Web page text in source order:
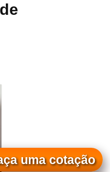
uma cotação